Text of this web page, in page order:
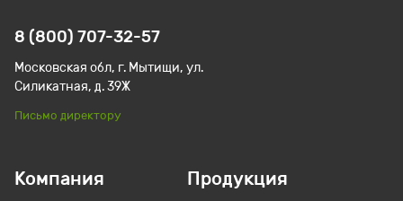
Компания Продукция
8 (800) 707-32-57
Московская обл, г. Мытищи, ул.
Силикатная, д. 39Ж
Письмо директору